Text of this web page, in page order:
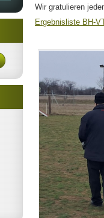
Wir gratulieren
Ergebnisliste BH-